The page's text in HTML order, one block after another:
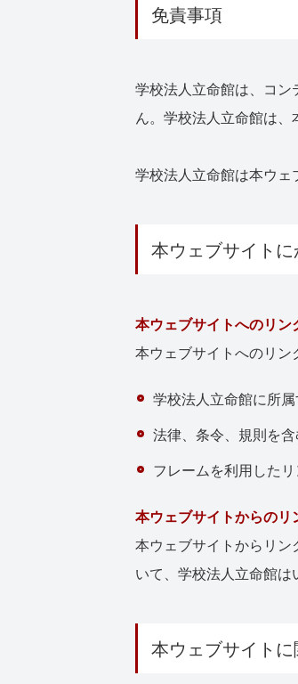
免責事項
学校法人立命館は、コ
ん。学校法人立命館は、
学校法人立命館は本ウェ
本ウェブサイト
本ウェブサイトへのリン
本ウェブサイトへのリン
学校法人立命館に所
法律、条令、規則を
フレームを利用した
本ウェブサイトからのリ
本ウェブサイトからリ
いて、学校法人立命館は
本ウェブサイト